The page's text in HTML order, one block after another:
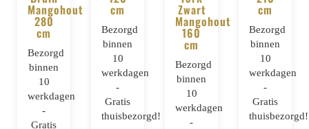
Mangohout
280
cm
Bezorgd
binnen
10
werkdagen
-
Gratis
cm
Bezorgd
binnen
10
werkdagen
-
Gratis
thuisbezorgd!
Zwart
Mangohout
160
cm
Bezorgd
binnen
10
werkdagen
-
cm
Bezorgd
binnen
10
werkdagen
-
Gratis
thuisbezorgd!